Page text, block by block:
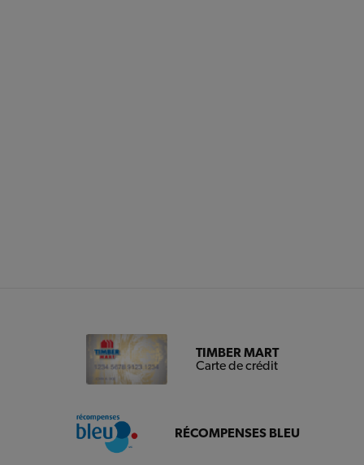
TIMBER MART
Carte de crédit
RÉCOMPENSES BLEU